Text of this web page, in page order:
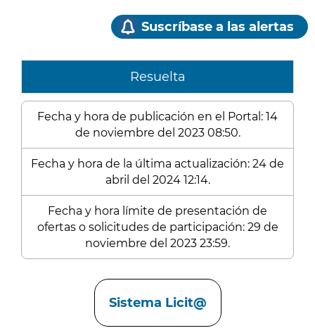
Suscríbase a las alertas
Resuelta
Fecha y hora de publicación en el Portal: 14
de noviembre del 2023 08:50.
Fecha y hora de la última actualización: 24 de
abril del 2024 12:14.
Fecha y hora límite de presentación de
ofertas o solicitudes de participación: 29 de
noviembre del 2023 23:59.
Sistema Licit@